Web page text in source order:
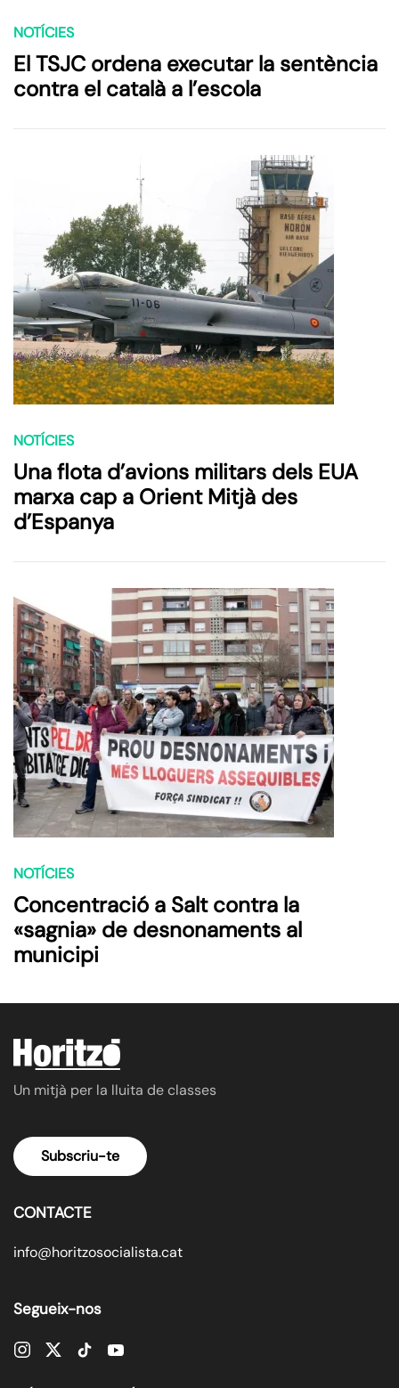
NOTÍCIES
El TSJC ordena executar la sentència
contra el català a l’escola
NOTÍCIES
Una flota d’avions militars dels EUA
marxa cap a Orient Mitjà des
d’Espanya
NOTÍCIES
Concentració a Salt contra la
«sagnia» de desnonaments al
municipi
Un mitjà per la lluita de classes
Subscriu-te
CONTACTE
info@horitzosocialista.cat
Segueix-nos